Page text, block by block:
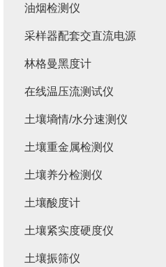
油烟检测仪
采样器配套交直流电源
林格曼黑度计
在线温压流测试仪
土壤墒情/水分速测仪
土壤重金属检测仪
土壤养分检测仪
土壤酸度计
土壤紧实度硬度仪
土壤振筛仪